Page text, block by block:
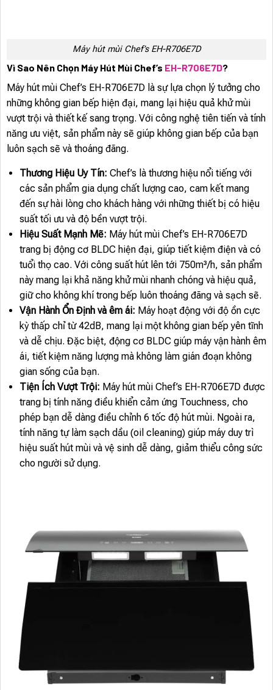
Máy hút mùi Chef’s EH-R706E7D
Vì Sao Nên Chọn Máy Hút Mùi Chef’s EH-R706E7D?
Máy hút mùi Chef’s EH-R706E7D là sự lựa chọn lý tưởng cho
những không gian bếp hiện đại, mang lại hiệu quả khử mùi
vượt trội và thiết kế sang trọng. Với công nghệ tiên tiến và tính
năng ưu việt, sản phẩm này sẽ giúp không gian bếp của bạn
luôn sạch sẽ và thoáng đãng.
Thương Hiệu Uy Tín: Chef’s là thương hiệu nổi tiếng với
các sản phẩm gia dụng chất lượng cao, cam kết mang
đến sự hài lòng cho khách hàng với những thiết bị có hiệu
suất tối ưu và độ bền vượt trội.
Hiệu Suất Mạnh Mẽ: Máy hút mùi Chef’s EH-R706E7D
trang bị động cơ BLDC hiện đại, giúp tiết kiệm điện và có
tuổi thọ cao. Với công suất hút lên tới 750m³/h, sản phẩm
này mang lại khả năng khử mùi nhanh chóng và hiệu quả,
giữ cho không khí trong bếp luôn thoáng đãng và sạch sẽ.
Vận Hành Ổn Định và êm ái: Máy hoạt động với độ ồn cực
kỳ thấp chỉ từ 42dB, mang lại một không gian bếp yên tĩnh
và dễ chịu. Đặc biệt, động cơ BLDC giúp máy vận hành êm
ái, tiết kiệm năng lượng mà không làm gián đoạn không
gian sống của bạn.
Tiện Ích Vượt Trội: Máy hút mùi Chef’s EH-R706E7D được
trang bị tính năng điều khiển cảm ứng Touchness, cho
phép bạn dễ dàng điều chỉnh 6 tốc độ hút mùi. Ngoài ra,
tính năng tự làm sạch dầu (oil cleaning) giúp máy duy trì
hiệu suất hút mùi và vệ sinh dễ dàng, giảm thiểu công sức
cho người sử dụng.